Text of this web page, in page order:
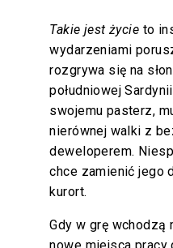
Takie jest życie to
wydarzeniami
rozgrywa się na
południowej
swojemu pasterz,
nierównej walki z
deweloperem.
chce zamienić jego
kurort.
Gdy w grę